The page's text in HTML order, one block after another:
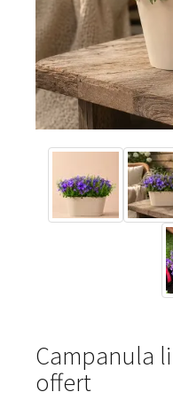
Campanula
offert